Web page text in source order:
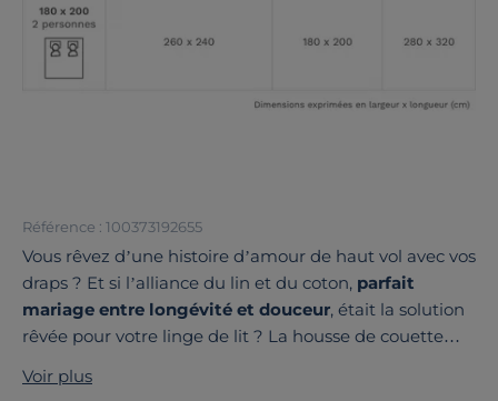
Référence : 100373192655
Vous rêvez d’une histoire d’amour de haut vol avec vos
draps ? Et si l’alliance du lin et du coton, parfait
mariage entre longévité et douceur, était la solution
rêvée pour votre linge de lit ? La housse de couette
vous offre cette relation à long terme.
Voir plus